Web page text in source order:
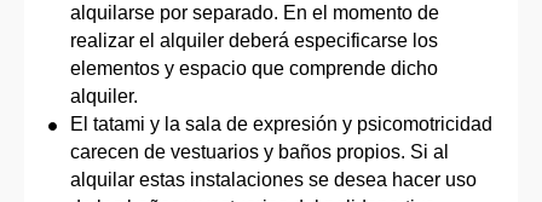
alquilarse por separado. En el momento de
realizar el alquiler deberá especificarse los
elementos y espacio que comprende dicho
alquiler.
El tatami y la sala de expresión y psicomotricidad
carecen de vestuarios y baños propios. Si al
alquilar estas instalaciones se desea hacer uso